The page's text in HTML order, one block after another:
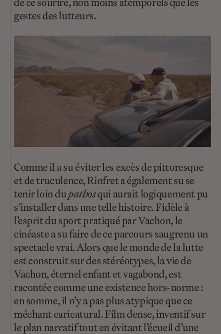
gestes des lutteurs.
Comme il a su éviter les excès de pittoresque
et de truculence, Rinfret a également su se
tenir loin dupathosqui aurait logiquement pu
s’installer dans une telle histoire. Fidèle à
l’esprit du sport pratiqué par Vachon, le
cinéaste a su faire de ce parcours saugrenu un
spectacle vrai. Alors que le monde de la lutte
est construit sur des stéréotypes, la vie de
Vachon, éternel enfant et vagabond, est
racontée comme une existence hors-norme :
en somme, il n’y a pas plus atypique que ce
méchant caricatural. Film dense, inventif sur
le plan narratif tout en évitant l’écueil d’une